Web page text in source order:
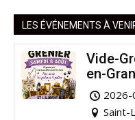
LES ÉVÉNEMENTS À
Vide-
en-
pour la
Saint-